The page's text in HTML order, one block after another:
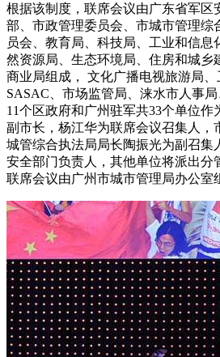
根据该制度，联席会议由广东省军区
部、市政管理委员会、市城市管理综
员会、教育局、科技局、工业和信息
然资源局、生态环境局、住房和城乡
商业局组成， 文化广播电视旅游局、
SASAC、市场监管局、涞水市人事
11个区政府和广州驻军共33个单位作
副市长，杨江华为联席会议召集人，
城管综合执法局局长陶振光为副召集
安全部门负责人，其他单位将派出分
联席会议由广州市城市管理局办公室